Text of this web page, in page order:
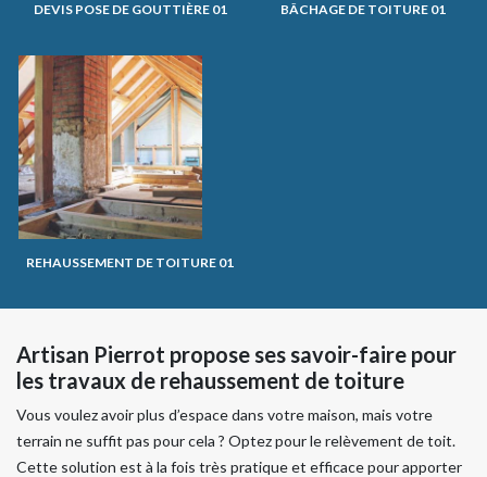
DEVIS POSE DE GOUTTIÈRE 01 BÂCHAGE DE TOITURE 01
REHAUSSEMENT DE TOITURE 01
Artisan Pierrot propose ses savoir-faire pour
les travaux de rehaussement de toiture
Vous voulez avoir plus d’espace dans votre maison, mais votre
terrain ne suffit pas pour cela ? Optez pour le relèvement de toit.
Cette solution est à la fois très pratique et efficace pour apporter